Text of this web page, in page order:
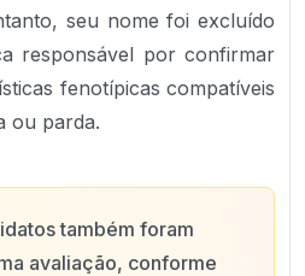
seu nome foi excluído
responsável por confirmar
fenotípicas compatíveis
ou parda.
também foram
avaliação, conforme